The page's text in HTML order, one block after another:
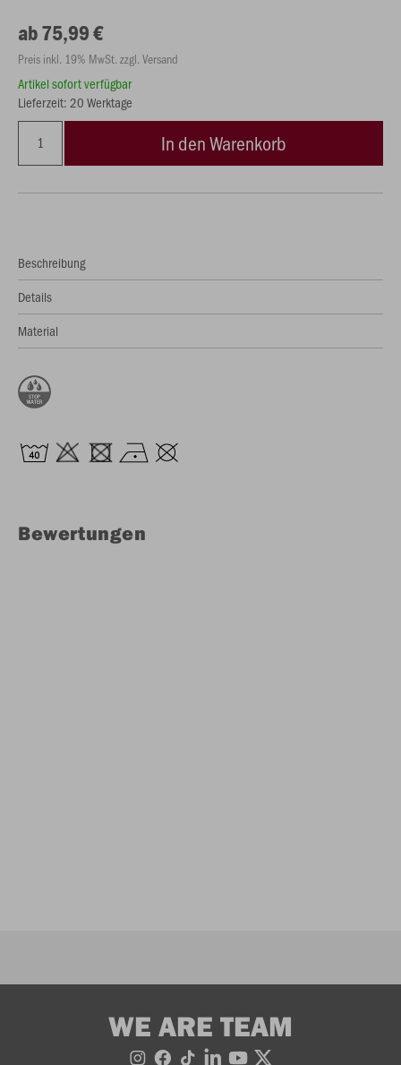
ab 75,99 €
Preis inkl. 19% MwSt. zzgl. Versand
Artikel sofort verfügbar
Lieferzeit: 20 Werktage
In den Warenkorb
Beschreibung
Details
Material
Bewertungen
WE ARE TEAM